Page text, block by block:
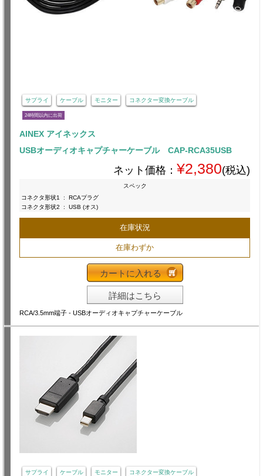
サプライ ケーブル モニター コネクター変換ケーブル
24時間以内に出荷
AINEX アイネックス
USBオーディオキャプチャーケーブル CAP-RCA35USB
ネット価格： ¥2,380(税込)
スペック
コネクタ形状1
:
RCAプラグ
コネクタ形状2
: USB (オス)
在庫状況
在庫わずか
カートに入れる
詳細はこちら
RCA/3.5mm端子 - USBオーディオキャプチャーケーブル
サプライ ケーブル モニター コネクター変換ケーブル